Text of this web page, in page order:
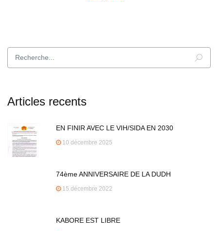
Articles recents
EN FINIR AVEC LE VIH/SIDA EN 2030
10 décembre 2025
74ème ANNIVERSAIRE DE LA DUDH
15 décembre 2022
KABORE EST LIBRE